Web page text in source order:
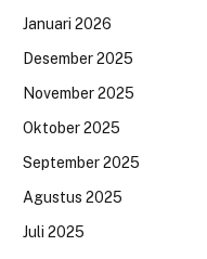
Januari 2026
Desember 2025
November 2025
Oktober 2025
September 2025
Agustus 2025
Juli 2025